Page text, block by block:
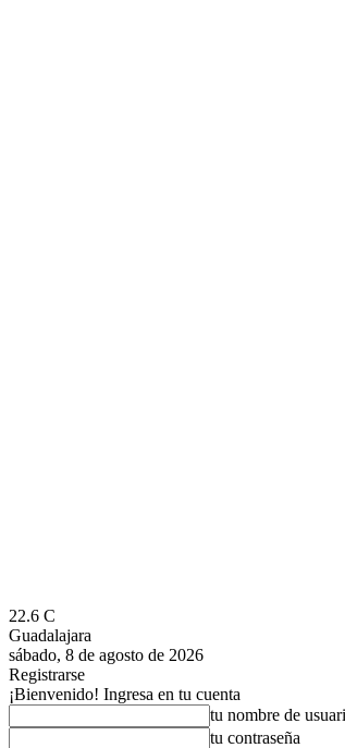
22.6 C
Guadalajara
sábado, 8 de agosto de 2026
Registrarse
¡Bienvenido! Ingresa en tu cuenta
tu nombre de
tu contraseña